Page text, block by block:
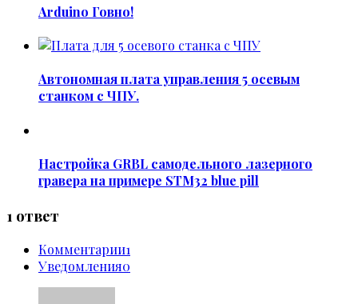
Arduino Говно!
Автономная плата управления 5 осевым
станком с ЧПУ.
Настройка GRBL самодельного лазерного
гравера на примере STM32 blue pill
1 ответ
Комментарии1
Уведомления0